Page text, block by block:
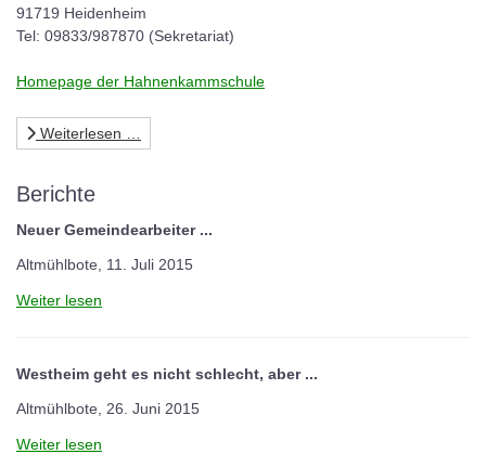
91719 Heidenheim
Tel: 09833/987870 (Sekretariat)
Homepage der Hahnenkammschule
Weiterlesen …
Berichte
Neuer Gemeindearbeiter ...
Altmühlbote, 11. Juli 2015
Weiter lesen
Westheim geht es nicht schlecht, aber ...
Altmühlbote, 26. Juni 2015
Weiter lesen